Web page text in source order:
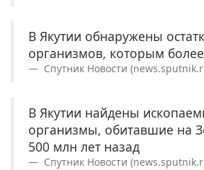
В Якутии обнаружены
организмов, которым
Спутник Новости
В Якутии найдены
организмы, обитавшие на
500 млн лет назад
Спутник Новости